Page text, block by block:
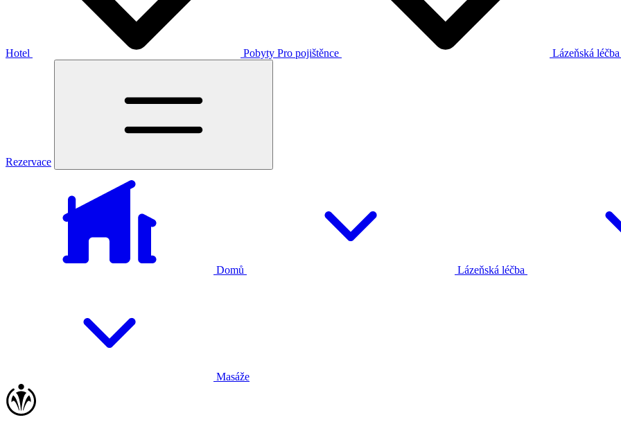
Hotel Pobyty Pro pojištěnce Lázeňská
Rezervace
Domů Lázeňská léčba
Masáže